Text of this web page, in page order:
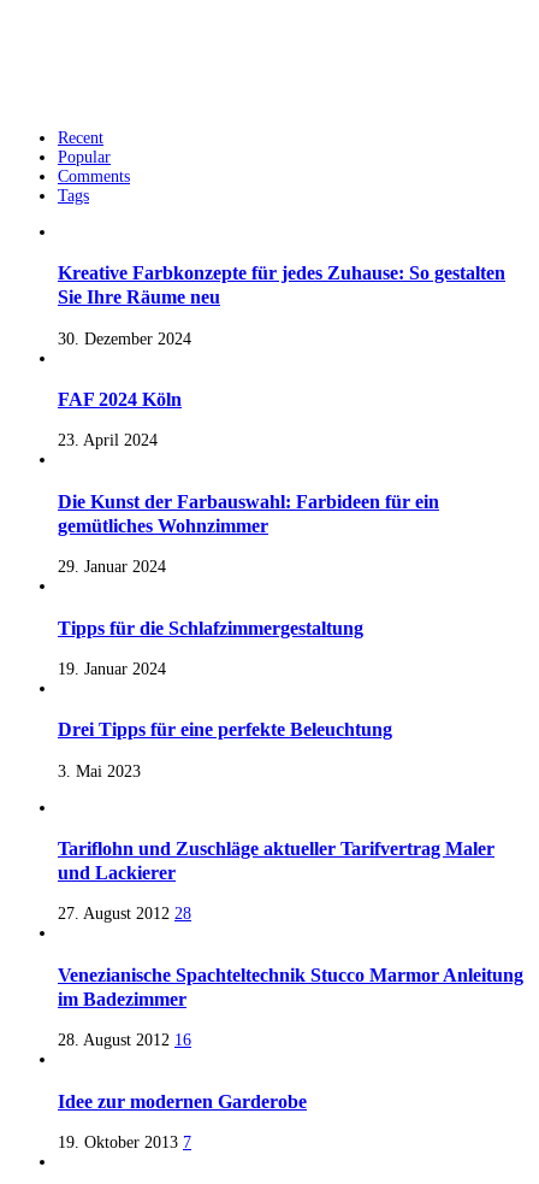
Recent
Popular
Comments
Tags
Kreative Farbkonzepte für jedes Zuhause: So gestalten
Sie Ihre Räume neu
30. Dezember 2024
FAF 2024 Köln
23. April 2024
Die Kunst der Farbauswahl: Farbideen für ein
gemütliches Wohnzimmer
29. Januar 2024
Tipps für die Schlafzimmergestaltung
19. Januar 2024
Drei Tipps für eine perfekte Beleuchtung
3. Mai 2023
Tariflohn und Zuschläge aktueller Tarifvertrag Maler
und Lackierer
27. August 2012 28
Venezianische Spachteltechnik Stucco Marmor Anleitung
im Badezimmer
28. August 2012 16
Idee zur modernen Garderobe
19. Oktober 2013 7